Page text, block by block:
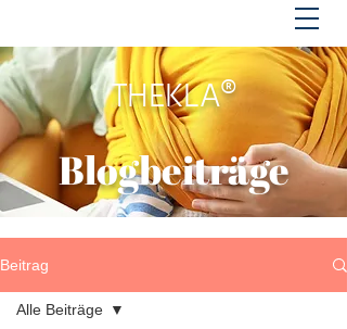
THEKLA®
Blogbeiträge
Beitrag
Alle Beiträge